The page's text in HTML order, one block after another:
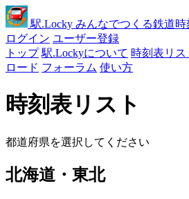
駅.Locky みんなでつくる鉄道時
ログイン ユーザー登録
トップ 駅.Lockyについて 時刻表リス
ロード フォーラム 使い方
時刻表リスト
都道府県を選択してください
北海道・東北